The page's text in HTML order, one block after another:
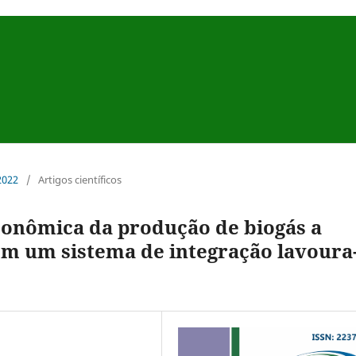
/ Artigos científicos
da produção de biogás a
um sistema de integração